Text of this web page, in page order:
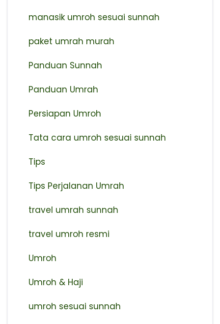
manasik umroh sesuai sunnah
paket umrah murah
Panduan Sunnah
Panduan Umrah
Persiapan Umroh
Tata cara umroh sesuai sunnah
Tips
Tips Perjalanan Umrah
travel umrah sunnah
travel umroh resmi
Umroh
Umroh & Haji
umroh sesuai sunnah